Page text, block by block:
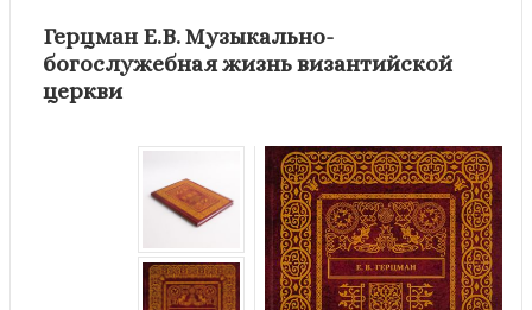
Герцман Е.В. Музыкально-
богослужебная жизнь византийской
церкви